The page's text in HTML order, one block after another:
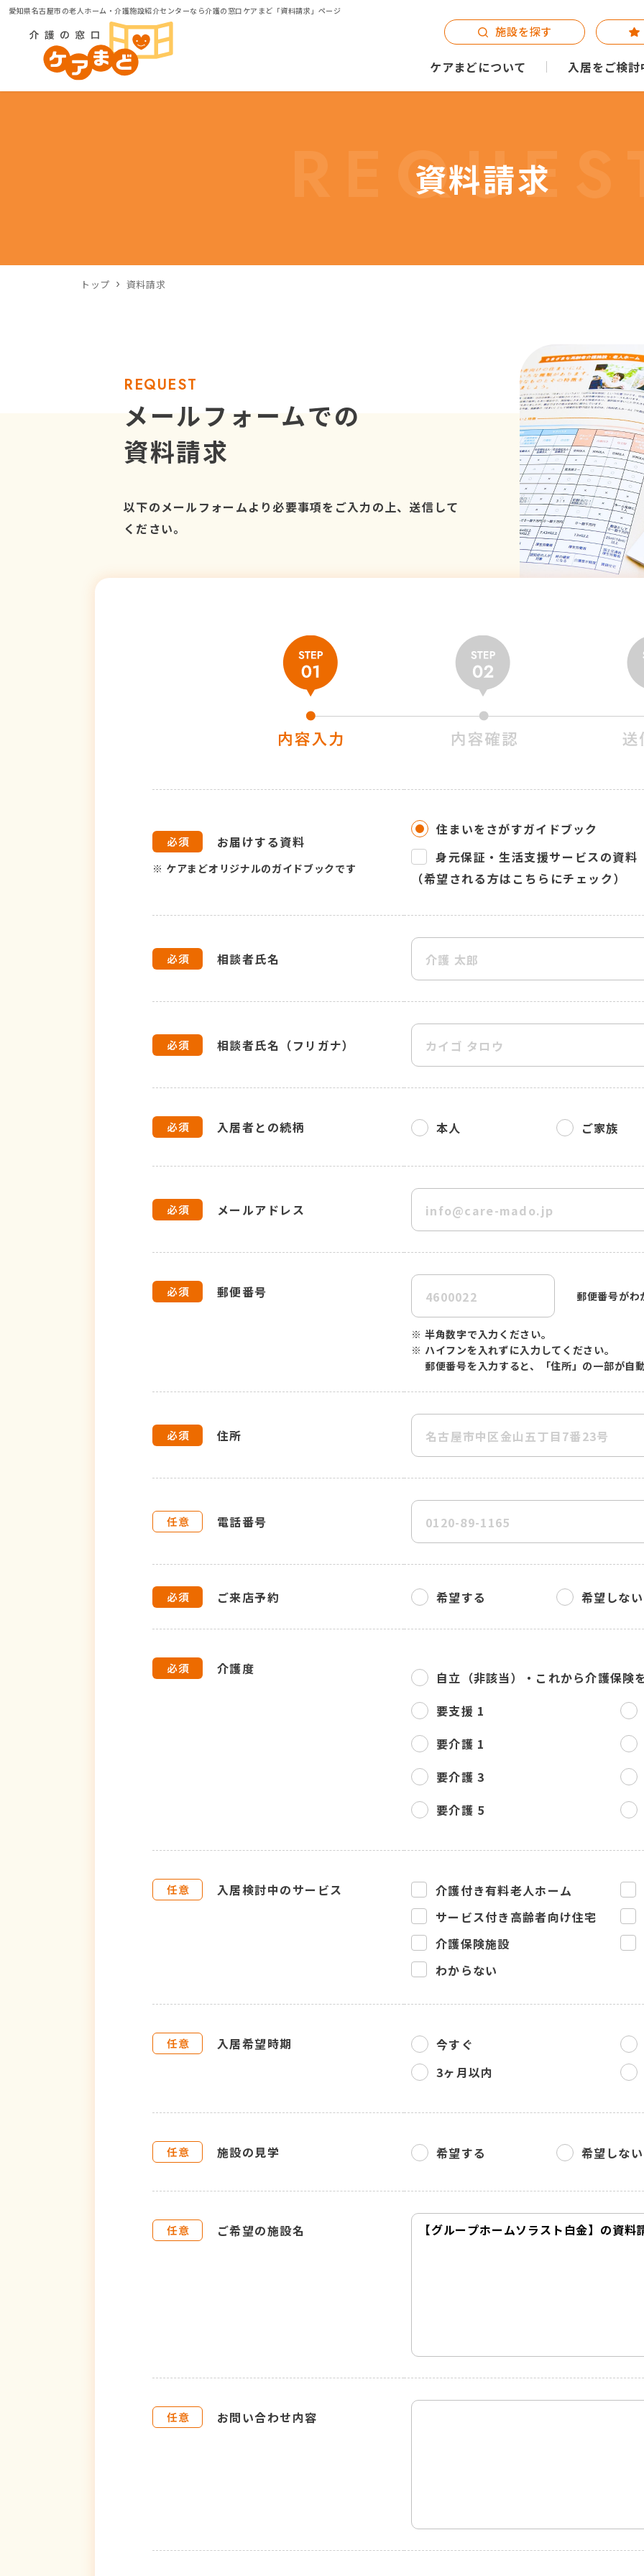
愛知県名古屋市の老人ホーム・介護施設紹介センターなら介護の窓口ケアまど「資料請求」ページ
ケアまどについて 入居をご検
施設を探す
資料請求
トップ 資料請求
REQUEST
メールフォームでの
資料請求
以下のメールフォームより必要事項をご入力の上、送信して
ください。
お届けする資料
※ ケアまどオリジナルのガイドブックです
住まいをさがすガイドブック
身元保証・生活支援サービスの資料
（希望される方はこちらにチェック）
相談者氏名
相談者氏名（フリガナ）
入居者との続柄 本人 ご家族
メールアドレス
郵便番号 郵便番号がわ
※ 半角数字で入力ください。
※ ハイフンを入れずに入力してください。
郵便番号を入力すると、「住所」の一部が自
住所
電話番号
ご来店予約 希望する 希望しない
介護度
自立（非該当）・ これから介護保険
要支援 1
要介護 1
要介護 3
要介護 5
入居検討中のサービス
介護付き有料老人ホーム
サービス付き高齢者向け住宅
介護保険施設
わからない
入居希望時期
今すぐ
3ヶ月以内
施設の見学 希望する 希望しない
ご希望の施設名
お問い合わせ内容